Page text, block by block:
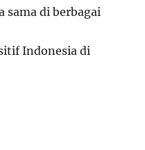
sama di berbagai
Indonesia di